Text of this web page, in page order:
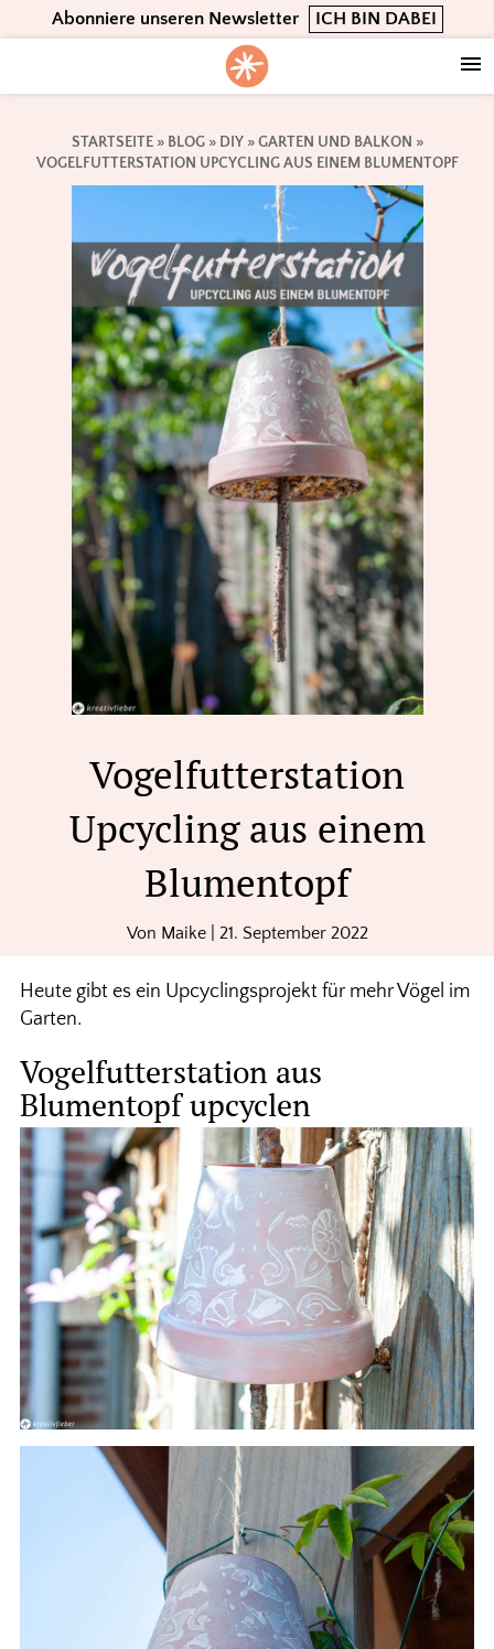
to
navigation
to
content
to
Abonniere unseren Newsletter ICH BIN DABEI
STARTSEITE» BLOG» DIY»GARTEN UND BALKON »
VOGELFUTTERSTATION UPCYCLING AUS EINEM BLUMENTOPF
Vogelfutterstation
Upcycling aus einem
Blumentopf
Von Maike| 21. September 2022
Heute gibt es ein Upcyclingsprojekt für mehr Vögel im
Garten.
Vogelfutterstation aus
Blumentopf upcyclen